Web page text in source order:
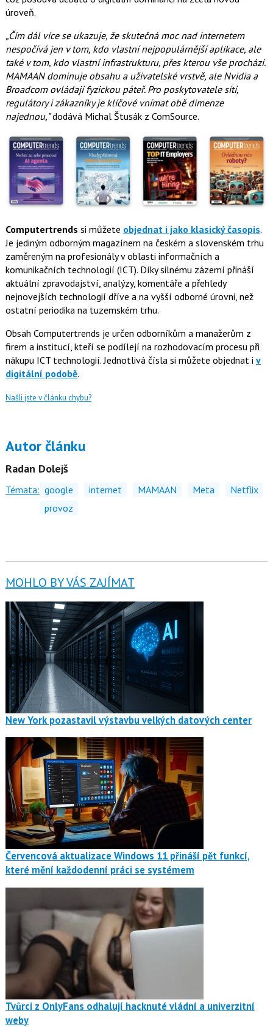
úroveň.
„Čím dál více se ukazuje, že skutečná moc nad internetem
nespočívá jen v tom, kdo vlastní nejpopulárnější aplikace, ale
také v tom, kdo vlastní infrastrukturu, přes kterou vše prochází.
MAMAAN dominuje obsahu a uživatelské vrstvě, ale Nvidia a
Broadcom ovládají fyzickou páteř. Pro poskytovatele sítí,
regulátory i zákazníky je klíčové vnímat obě dimenze
najednou,"dodává Michal Štusák z ComSource.
Computertrends si můžete objednat i jako klasický časopis.
Je jediným odborným magazínem na českém a slovenském trhu
zaměreným na profesionály v oblasti informačních a
komunikačních technologií (ICT). Díky silnému zázemí přináší
aktuální zpravodajství, analýzy, komentáře a přehledy
nejnovejších technologií dříve a na vyšší odborné úrovni, než
ostatní periodika na tuzemském trhu.
Obsah Computertrends je určen odborníkům a manažerům z
firem a institucí, kteří se podílejí na rozhodovacím procesu při
nákupu ICT technologií. Jednotlivá čísla si můžete objednat i v
digitální podobě.
Našli jste v článku chybu?
Autor článku
Radan Dolejš
Témata: google internet MAMAAN Meta
Netflix
provoz
MOHLO BY VÁS ZAJÍMAT
New York pozastavil výstavbu velkých datových center
Červencová aktualizace Windows 11 přináší pět funkcí,
které mění každodenní práci se systémem
Tvůrci z OnlyFans odhalují hacknuté vládní a univerzitní
weby